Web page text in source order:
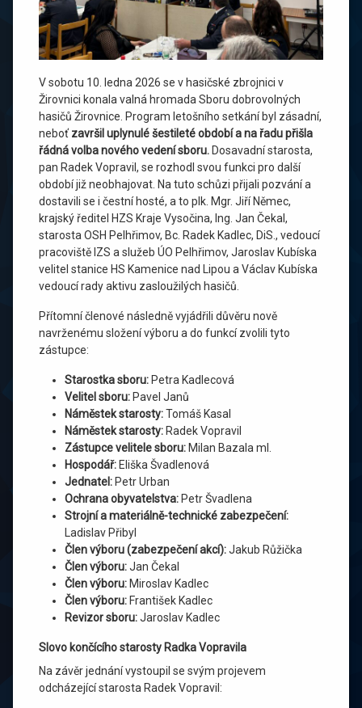
V sobotu 10. ledna 2026 se v hasičské zbrojnici v
Žirovnici konala valná hromada Sboru dobrovolných
hasičů Žirovnice. Program letošního setkání byl zásadní,
neboť završil uplynulé šestileté období a na řadu přišla
řádná volba nového vedení sboru. Dosavadní starosta,
pan Radek Vopravil, se rozhodl svou funkci pro další
období již neobhajovat. Na tuto schůzi přijali pozvání a
dostavili se i čestní hosté, a to plk. Mgr. Jiří Němec,
krajský ředitel HZS Kraje Vysočina, Ing. Jan Čekal,
starosta OSH Pelhřimov, Bc. Radek Kadlec, DiS., vedoucí
pracoviště IZS a služeb ÚO Pelhřimov, Jaroslav Kubíska
velitel stanice HS Kamenice nad Lipou a Václav Kubíska
vedoucí rady aktivu zasloužilých hasičů.
Přítomní členové následně vyjádřili důvěru nově
navrženému složení výboru a do funkcí zvolili tyto
zástupce:
Starostka sboru: Petra Kadlecová
Velitel sboru: Pavel Janů
Náměstek starosty:Tomáš Kasal
Náměstek starosty: Radek Vopravil
Zástupce velitele sboru: Milan Bazala ml.
Hospodář: Eliška Švadlenová
Jednatel: Petr Urban
Ochrana obyvatelstva: Petr Švadlena
Strojní a materiálně-technické zabezpečení:
Ladislav Přibyl
Člen výboru (zabezpečení akcí):Jakub Růžička
Člen výboru:Jan Čekal
Člen výboru: Miroslav Kadlec
Člen výboru: František Kadlec
Revizor sboru:Jaroslav Kadlec
Slovo končícího starosty Radka Vopravila
Na závěr jednání vystoupil se svým projevem
odcházející starosta Radek Vopravil: